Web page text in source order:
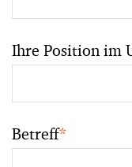
Ihre Position im
Betreff*